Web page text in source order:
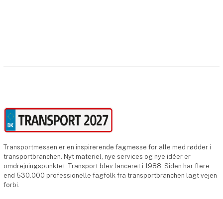
Transportmessen er en inspirerende fagmesse for alle med rødder i
transportbranchen. Nyt materiel, nye services og nye idéer er
omdrejningspunktet. Transport blev lanceret i 1988. Siden har flere
end 530.000 professionelle fagfolk fra transportbranchen lagt vejen
forbi.